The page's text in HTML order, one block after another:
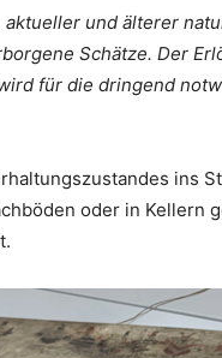
aktueller und älterer
Schätze. Der
für die dringend
ins
oder in Kellern